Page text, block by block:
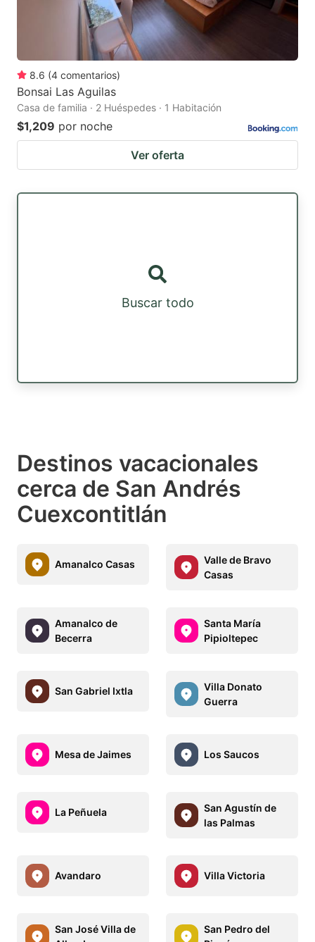
8.6 (4 comentarios)
Bonsai Las Aguilas
Casa de familia · 2 Huéspedes · 1 Habitación
$1,209 por noche
Ver oferta
Buscar todo
Destinos vacacionales
cerca de San Andrés
Cuexcontitlán
Amanalco Casas
Valle de Bravo
Casas
Amanalco de
Becerra
Santa María
Pipioltepec
San Gabriel Ixtla
Villa Donato
Guerra
Mesa de Jaimes Los Saucos
La Peñuela
San Agustín de
las Palmas
Avandaro Villa Victoria
San José Villa de
San Pedro del